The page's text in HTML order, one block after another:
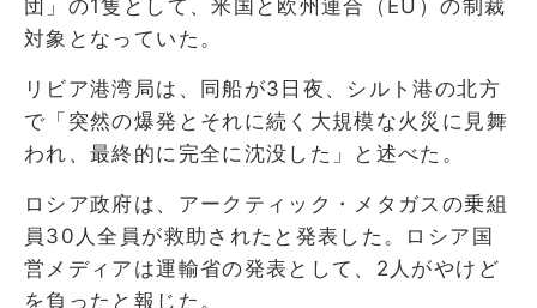
団」の1隻として、米国と欧州連合（EU）の制裁
対象となっていた。
リビア港湾局は、同船が3日夜、シルト港の北方
で「突然の爆発とそれに続く大規模な火災に見舞
われ、最終的に完全に沈没した」と述べた。
ロシア政府は、アークティック・メタガスの乗組
員30人全員が救助されたと発表した。ロシア国
営メディアは運輸省の発表として、2人がやけど
を負ったと報じた。